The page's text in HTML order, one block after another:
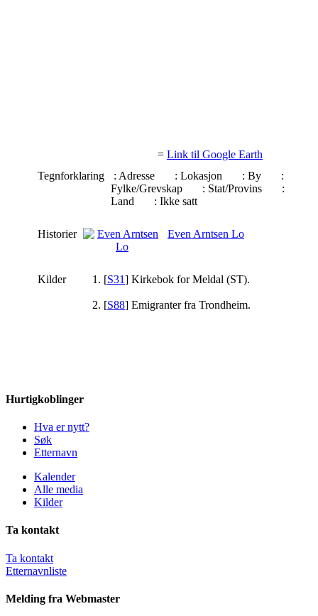
= Link til Google Earth
Tegnforklaring
: Adresse : Lokasjon : By
:
Fylke/Grevskap
: Stat/Provins
:
Land
: Ikke satt
Historier Even Arntsen Lo
Kilder [S31] Kirkebok for Meldal (ST).
[S88] Emigranter fra Trondheim.
Hurtigkoblinger
Hva er nytt?
Søk
Etternavn
Kalender
Alle media
Kilder
Ta kontakt
Ta kontakt
Etternavnliste
Melding fra Webmaster